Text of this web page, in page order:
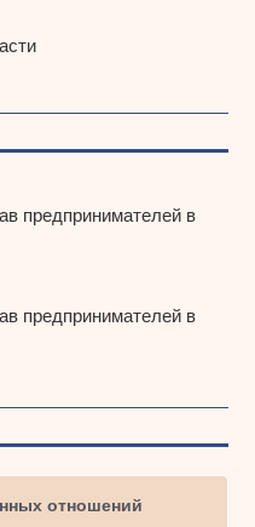
предпринимателей в
предпринимателей в
отношений